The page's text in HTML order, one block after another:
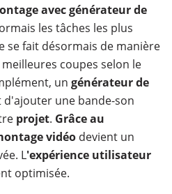
avec générateur de
les tâches les plus
se fait désormais de manière
coupes selon le
un générateur de
une bande-son
projet. Grâce au
vidéo devient un
L'expérience utilisateur
optimisée.